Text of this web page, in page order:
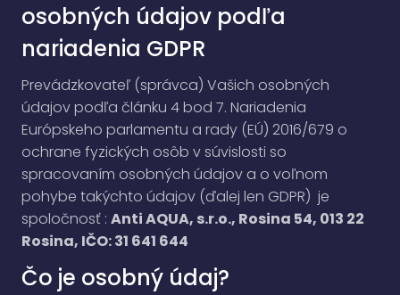
osobných údajov podľa
nariadenia GDPR
Prevádzkovateľ (správca) Vašich osobných
údajov podľa článku 4 bod 7. Nariadenia
Európskeho parlamentu a rady (EÚ) 2016/679 o
ochrane fyzických osôb v súvislosti so
spracovaním osobných údajov a o voľnom
pohybe takýchto údajov (ďalej len GDPR) je
spoločnosť : Anti AQUA, s.r.o., Rosina 54, 013 22
Rosina, IČO: 31 641 644
Čo je osobný údaj?